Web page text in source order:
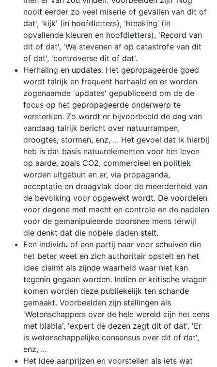
nooit eerder zo veel miserie of gevallen van dit of
dat', 'kijk' (in hoofdletters), ‘breaking’ (in
opvallende kleuren en hoofdletters), 'Record van
dit of dat', 'We stevenen af op catastrofe van dit
of dat', 'controverse dit of dat'.
Herhaling en updates. Het gepropageerde goed
wordt talrijk en frequent herhaald en er worden
zogenaamde 'updates' gepubliceerd om de de
focus op het gepropageerde onderwerp te
versterken. Zo wordt er bijvoorbeeld de dag van
vandaag talrijk bericht over natuurrampen,
droogtes, stormen, enz, ... Het gevoel dat ik hierbij
heb is dat basis natuurelementen voor het leven
op aarde, zoals CO2, commercieel en politiek
worden uitgebuit en er, via propaganda,
acceptatie en draagvlak door de meerderheid van
de bevolking voor opgewekt wordt. De voordelen
voor degene met macht en controle en de nadelen
voor de gemanipuleerde doorsnee mens terwijl
die denkt dat die nobele daden stelt.
Een individu of een partij naar voor schuiven die
het beter weet en zich authoritair opstelt en het
idee claimt als zijnde waarheid waar niet kan
tegenin gegaan worden. Indien er kritische vragen
komen worden deze publiekelijk ten schande
gemaakt. Voorbeelden zijn stellingen als
'Wetenschappers over de hele wereld zijn het eens
met blabla', 'expert de dezen zegt dit of dat', 'Er
is wetenschappelijke consensus over dit of dat',
enz, …
Het idee aanprijzen en voorstellen als iets wat